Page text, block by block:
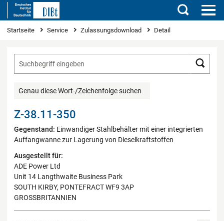
Suchen
Sie sind hier
Startseite Service Zulassungsdownload Detail
Genau diese Wort-/Zeichenfolge suchen
Z-38.11-350
Gegenstand: Einwandiger Stahlbehälter mit einer integrierten
Auffangwanne zur Lagerung von Dieselkraftstoffen
Ausgestellt für:
ADE Power Ltd
Unit 14 Langthwaite Business Park
SOUTH KIRBY, PONTEFRACT WF9 3AP
GROSSBRITANNIEN